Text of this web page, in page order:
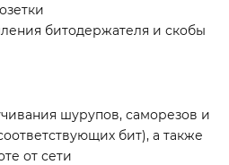
битодержателя и скобы
шурупов, саморезов и
бит), а также
от сети